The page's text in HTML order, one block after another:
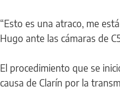
“Esto es una atraco, me
Hugo ante las cámaras de
El procedimiento que se
causa de Clarín por la